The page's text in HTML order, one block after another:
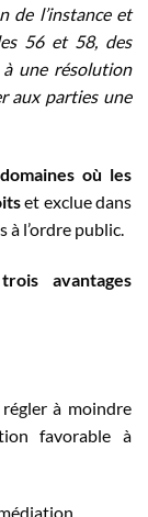
de l’instance et
56 et 58, des
une résolution
aux parties une
où les
et exclue dans
à l’ordre public.
avantages
à moindre
favorable à